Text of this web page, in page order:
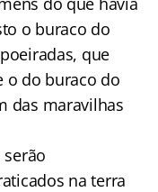
o buraco do
que
o do buraco do
das maravilhas
na terra